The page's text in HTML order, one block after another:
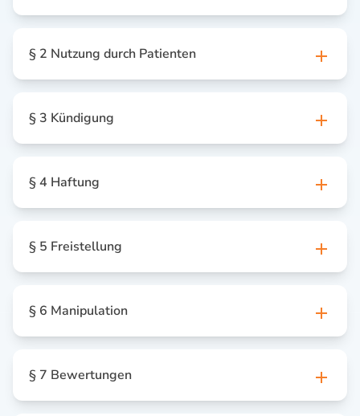
§ 2 Nutzung durch Patienten
§ 3 Kündigung
§ 4 Haftung
§ 5 Freistellung
§ 6 Manipulation
§ 7 Bewertungen